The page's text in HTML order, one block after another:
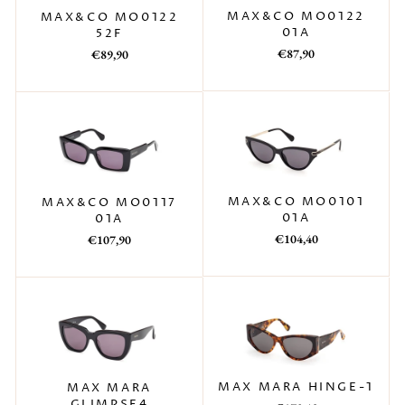
MAX&CO MO0122
52F
Prezzo
listino
Prezzo
€89,90
MAX&CO MO0122
01A
Prezzo
listino
Prezzo
€87,90
MAX&CO MO0117
01A
Prezzo
listino
Prezzo
€107,90
MAX&CO MO0101
01A
Prezzo
listino
Prezzo
€104,40
MAX MARA
MAX MARA HINGE-1